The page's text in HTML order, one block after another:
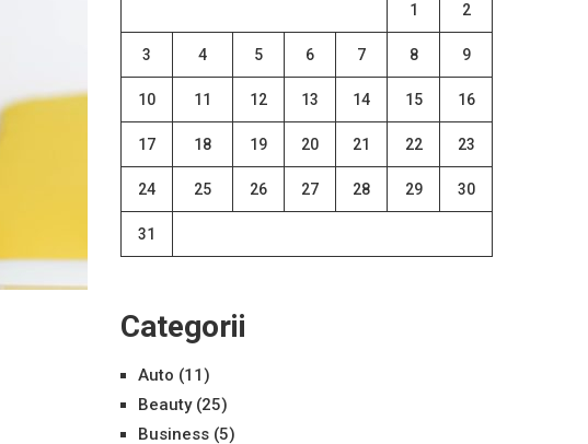
1 2
3 4 5 6 7 8 9
10 11 12 13 14 15 16
17 18 19 20 21 22 23
24 25 26 27 28 29 30
31
Categorii
Auto (11)
Beauty(25)
Business (5)